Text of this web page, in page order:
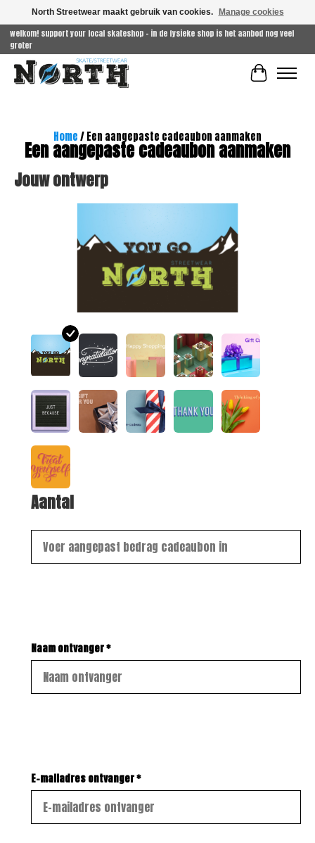
welkom! support your local skateshop - in de fysieke shop is het aanbod nog veel
groter
Home/ Een aangepaste cadeaubon aanmaken
Een aangepaste cadeaubon aanmaken
Jouw ontwerp
Aantal
Naam ontvanger *
E-mailadres ontvanger *
North Streetwear maakt gebruik van cookies. Manage cookies